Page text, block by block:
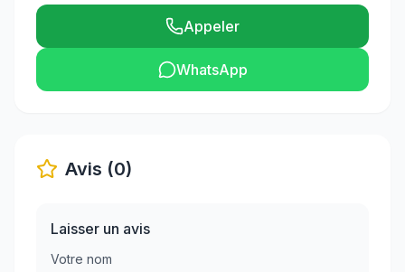
Appeler
WhatsApp
Avis (0)
Laisser un avis
Votre nom